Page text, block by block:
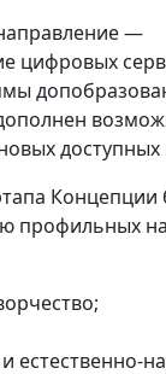
—
цифровых
дополнен
Концепции
профильных
естественно-